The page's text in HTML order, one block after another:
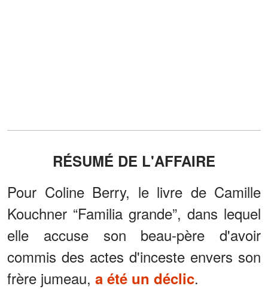
RÉSUMÉ DE L'AFFAIRE
Pour Coline Berry, le livre de Camille
Kouchner “Familia grande”, dans lequel
elle accuse son beau-père d'avoir
commis des actes d'inceste envers son
frère jumeau, a été un déclic.